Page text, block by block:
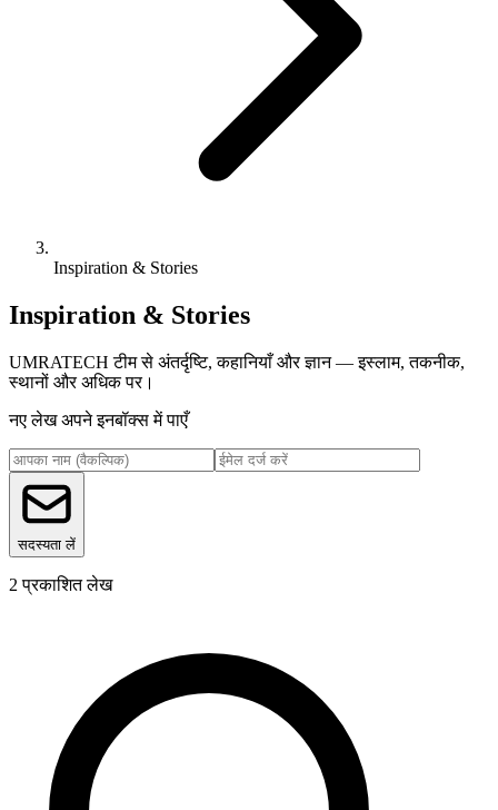
Inspiration & Stories
Inspiration & Stories
UMRATECH टीम से अंतर्दृष्टि, कहानियाँ और ज्ञान — इस्लाम, तकनीक,
स्थानों और अधिक पर।
नए लेख अपने इनबॉक्स में पाएँ
सदस्यता लें
2 प्रकाशित लेख